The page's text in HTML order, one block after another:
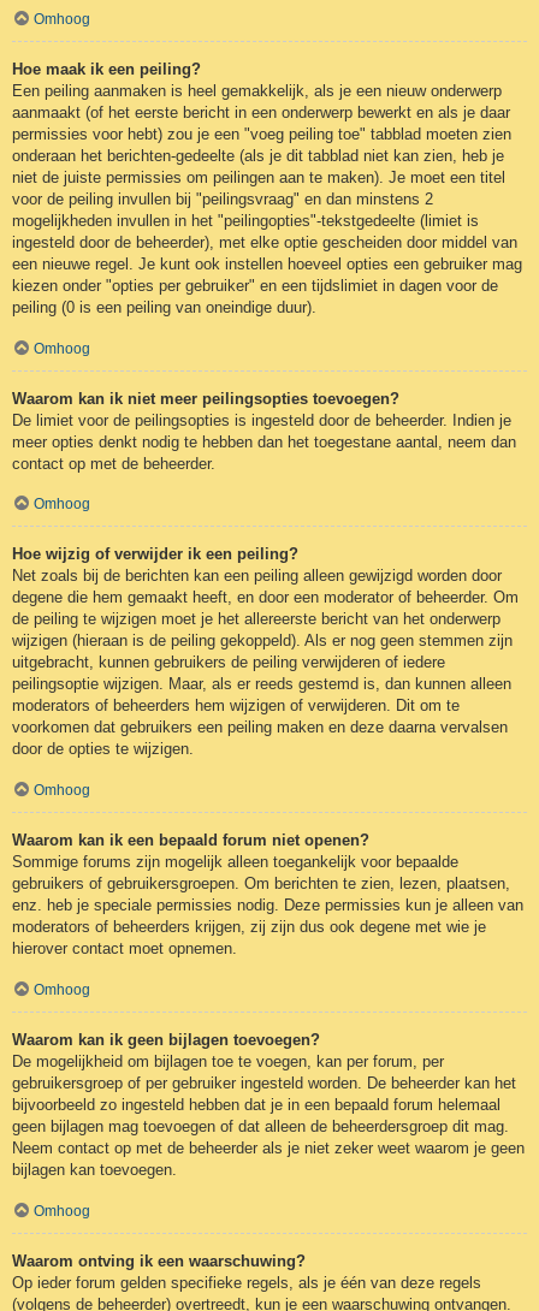
Omhoog
Hoe maak ik een peiling?
Een peiling aanmaken is heel gemakkelijk, als je een nieuw onderwerp
aanmaakt (of het eerste bericht in een onderwerp bewerkt en als je daar
permissies voor hebt) zou je een "voeg peiling toe" tabblad moeten zien
onderaan het berichten-gedeelte (als je dit tabblad niet kan zien, heb je
niet de juiste permissies om peilingen aan te maken). Je moet een titel
voor de peiling invullen bij "peilingsvraag" en dan minstens 2
mogelijkheden invullen in het "peilingopties"-tekstgedeelte (limiet is
ingesteld door de beheerder), met elke optie gescheiden door middel van
een nieuwe regel. Je kunt ook instellen hoeveel opties een gebruiker mag
kiezen onder "opties per gebruiker" en een tijdslimiet in dagen voor de
peiling (0 is een peiling van oneindige duur).
Omhoog
Waarom kan ik niet meer peilingsopties toevoegen?
De limiet voor de peilingsopties is ingesteld door de beheerder. Indien je
meer opties denkt nodig te hebben dan het toegestane aantal, neem dan
contact op met de beheerder.
Omhoog
Hoe wijzig of verwijder ik een peiling?
Net zoals bij de berichten kan een peiling alleen gewijzigd worden door
degene die hem gemaakt heeft, en door een moderator of beheerder. Om
de peiling te wijzigen moet je het allereerste bericht van het onderwerp
wijzigen (hieraan is de peiling gekoppeld). Als er nog geen stemmen zijn
uitgebracht, kunnen gebruikers de peiling verwijderen of iedere
peilingsoptie wijzigen. Maar, als er reeds gestemd is, dan kunnen alleen
moderators of beheerders hem wijzigen of verwijderen. Dit om te
voorkomen dat gebruikers een peiling maken en deze daarna vervalsen
door de opties te wijzigen.
Omhoog
Waarom kan ik een bepaald forum niet openen?
Sommige forums zijn mogelijk alleen toegankelijk voor bepaalde
gebruikers of gebruikersgroepen. Om berichten te zien, lezen, plaatsen,
enz. heb je speciale permissies nodig. Deze permissies kun je alleen van
moderators of beheerders krijgen, zij zijn dus ook degene met wie je
hierover contact moet opnemen.
Omhoog
Waarom kan ik geen bijlagen toevoegen?
De mogelijkheid om bijlagen toe te voegen, kan per forum, per
gebruikersgroep of per gebruiker ingesteld worden. De beheerder kan het
bijvoorbeeld zo ingesteld hebben dat je in een bepaald forum helemaal
geen bijlagen mag toevoegen of dat alleen de beheerdersgroep dit mag.
Neem contact op met de beheerder als je niet zeker weet waarom je geen
bijlagen kan toevoegen.
Omhoog
Waarom ontving ik een waarschuwing?
Op ieder forum gelden specifieke regels, als je één van deze regels
(volgens de beheerder) overtreedt, kun je een waarschuwing ontvangen.